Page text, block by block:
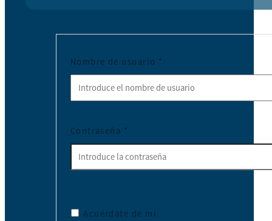
Nombre de usuario *
Contraseña *
Acuérdate de mí